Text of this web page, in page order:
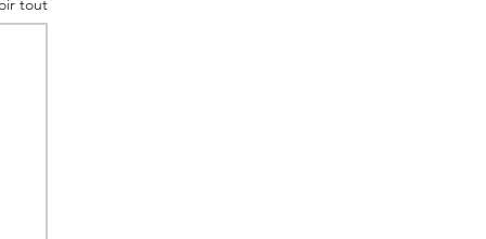
tout